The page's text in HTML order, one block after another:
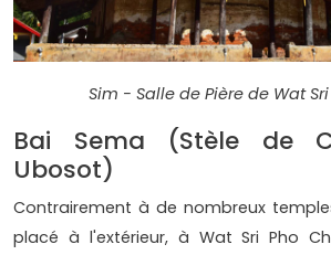
Sim - Salle de Pière de Wat
Bai Sema (Stèle de
Ubosot)
Contrairement à de nombreux
placé à l'extérieur, à Wat Sri Pho